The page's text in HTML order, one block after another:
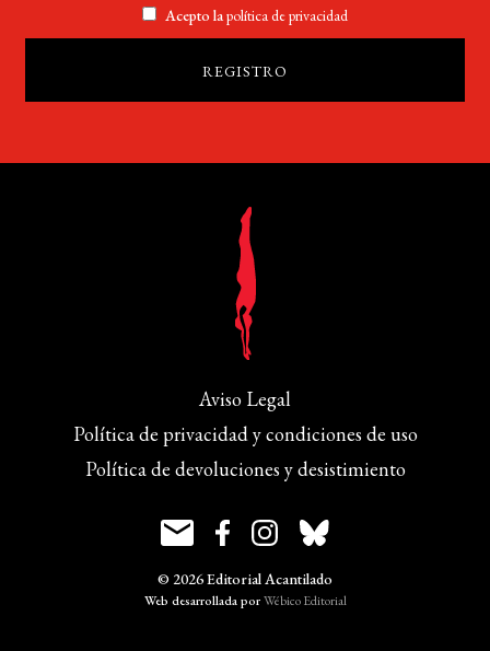
Acepto lapolítica de privacidad
Aviso Legal
Política de privacidad y condiciones de uso
Política de devoluciones y desistimiento
© 2026 Editorial Acantilado
Web desarrollada porWébico Editorial